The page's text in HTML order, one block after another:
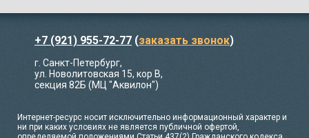
+7 (921) 955-72-77 (заказать звонок)
г. Санкт-Петербург,
ул. Новолитовская 15, кор В,
секция 82Б (МЦ "Аквилон")
Интернет-ресурс носит исключительно информационный характер и
ни при каких условиях не является публичной офертой,